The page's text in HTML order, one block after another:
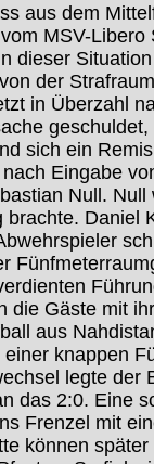
aus dem
MSV-
dieser
der
in Überzahl
sich ein
Eingabe
Null.
brachte. Daniel
die Gäste mit
aus
knappen
legte der
das 2:0. Eine
Frenzel mit
können